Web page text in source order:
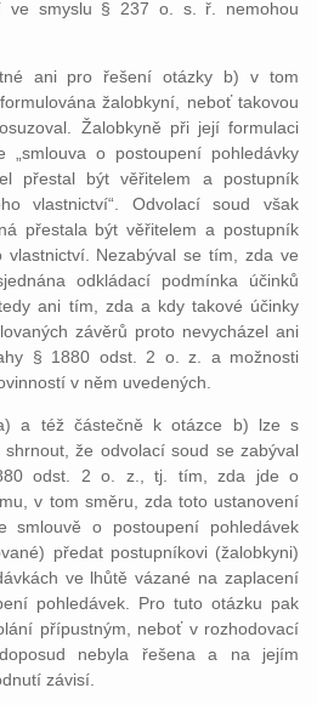
ve smyslu § 237 o. s. ř. nemohou
ani pro řešení otázky b) v tom
žalobkyní, neboť takovou
Žalobkyně při její formulaci
„smlouva o postoupení pohledávky
přestal být věřitelem a postupník
vlastnictví“. Odvolací soud však
přestala být věřitelem a postupník
vlastnictví. Nezabýval se tím, zda ve
odkládací podmínka účinků
ani tím, zda a kdy takové účinky
závěrů proto nevycházel ani
§ 1880 odst. 2 o. z. a možnosti
v něm uvedených.
a též částečně k otázce b) lze s
že odvolací soud se zabýval
odst. 2 o. z., tj. tím, zda jde o
v tom směru, zda toto ustanovení
smlouvě o postoupení pohledávek
předat postupníkovi (žalobkyni)
ve lhůtě vázané na zaplacení
pohledávek. Pro tuto otázku pak
přípustným, neboť v rozhodovací
nebyla řešena a na jejím
závisí.